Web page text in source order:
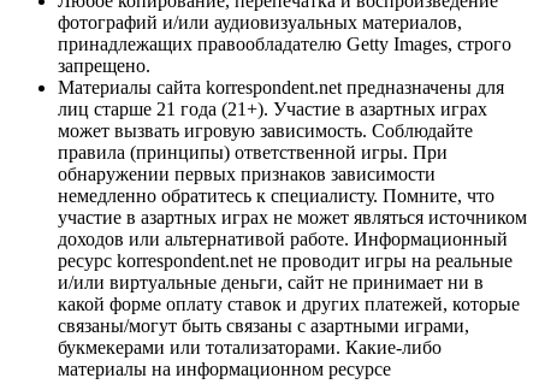
фотографий и/или аудиовизуальных материалов,
принадлежащих правообладателю Getty Images, строго
запрещено.
Материалы сайта korrespondent.net предназначены для
лиц старше 21 года (21+). Участие в азартных играх
может вызвать игровую зависимость. Соблюдайте
правила (принципы) ответственной игры. При
обнаружении первых признаков зависимости
немедленно обратитесь к специалисту. Помните, что
участие в азартных играх не может являться источником
доходов или альтернативой работе. Информационный
ресурс korrespondent.net не проводит игры на реальные
и/или виртуальные деньги, сайт не принимает ни в
какой форме оплату ставок и других платежей, которые
связаны/могут быть связаны с азартными играми,
букмекерами или тотализаторами. Какие-либо
материалы на информационном ресурсе